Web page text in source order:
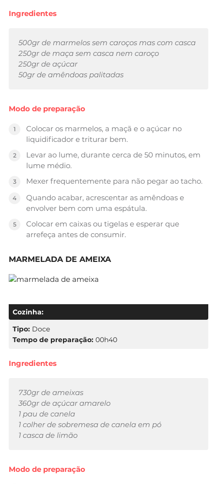
Ingredientes
500gr de marmelos sem caroços mas com casca
250gr de maça sem casca nem caroço
250gr de açúcar
50gr de amêndoas palitadas
Modo de preparação
Colocar os marmelos, a maçã e o açúcar no
liquidificador e triturar bem.
Levar ao lume, durante cerca de 50 minutos, em
lume médio.
Mexer frequentemente para não pegar ao tacho.
Quando acabar, acrescentar as amêndoas e
envolver bem com uma espátula.
Colocar em caixas ou tigelas e esperar que
arrefeça antes de consumir.
MARMELADA DE AMEIXA
Cozinha:
Tipo: Doce
Tempo de preparação: 00h40
Ingredientes
730gr de ameixas
360gr de açúcar amarelo
1 pau de canela
1 colher de sobremesa de canela em pó
1 casca de limão
Modo de preparação